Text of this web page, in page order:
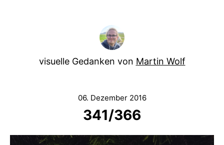
visuelle Gedanken von Martin Wolf
06. Dezember 2016
341/366